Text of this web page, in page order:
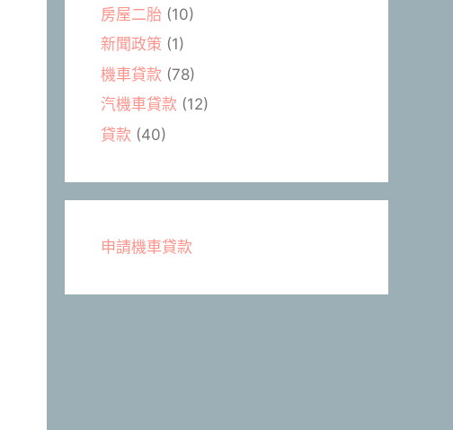
房屋二胎 (10)
新聞政策 (1)
機車貸款 (78)
汽機車貸款 (12)
貸款 (40)
申請機車貸款